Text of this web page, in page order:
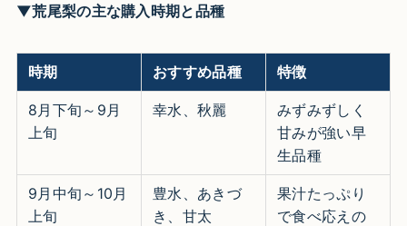
▼荒尾梨の主な購入時期と品種
時期 おすすめ品種 特徴
8月下旬～9月
上旬
幸水、秋麗
みずみずしく
甘みが強い早
生品種
9月中旬～10月
上旬
豊水、あきづ
き、甘太
果汁たっぷり
で食べ応えの